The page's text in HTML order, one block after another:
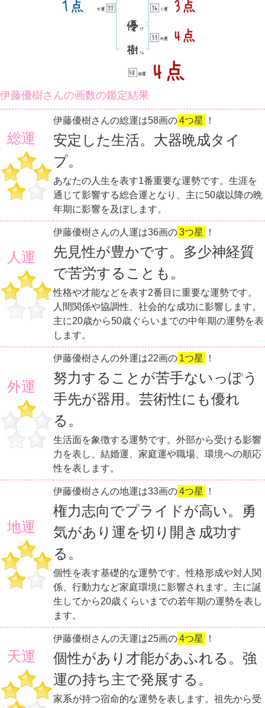
伊藤優樹さんの画数の鑑定結果
総運
伊藤優樹さんの総運は58画の4つ星 ！
安定した生活。大器晩成タイ
プ。
あなたの人生を表す1番重要な運勢です。生涯を
通じて影響する総合運となり、主に50歳以降の晩
年期に影響を及ぼします。
人運
伊藤優樹さんの人運は36画の3つ星 ！
先見性が豊かです。多少神経質
で苦労することも。
性格や才能などを表す2番目に重要な運勢です。
人間関係や協調性、社会的な成功に影響します。
主に20歳から50歳ぐらいまでの中年期の運勢を表
します。
外運
伊藤優樹さんの外運は22画の 1つ星 ！
努力することが苦手ないっぽう
手先が器用。芸術性にも優れ
る。
生活面を象徴する運勢です。外部から受ける影響
力を表し、結婚運、家庭運や職場、環境への順応
性を表します。
地運
伊藤優樹さんの地運は33画の4つ星 ！
権力志向でプライドが高い。勇
気があり運を切り開き成功す
る。
個性を表す基礎的な運勢です。性格形成や対人関
係、行動力など家庭環境に影響されます。主に誕
生してから20歳くらいまでの若年期の運勢を表し
ます。
天運
伊藤優樹さんの天運は25画の4つ星 ！
個性があり才能があふれる。強
運の持ち主で発展する。
家系が持つ宿命的な運勢を表します。祖先から受